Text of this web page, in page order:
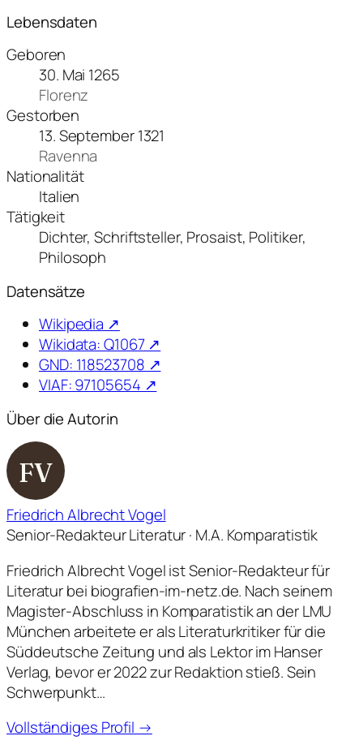
Lebensdaten
Geboren
30. Mai 1265
Florenz
Gestorben
13. September 1321
Ravenna
Nationalität
Italien
Tätigkeit
Dichter, Schriftsteller, Prosaist, Politiker,
Philosoph
Datensätze
Wikipedia ↗
Wikidata: Q1067 ↗
GND: 118523708 ↗
VIAF: 97105654 ↗
Über die Autorin
FV
Friedrich Albrecht Vogel
Senior-Redakteur Literatur · M.A. Komparatistik
Friedrich Albrecht Vogel ist Senior-Redakteur für
Literatur bei biografien-im-netz.de. Nach seinem
Magister-Abschluss in Komparatistik an der LMU
München arbeitete er als Literaturkritiker für die
Süddeutsche Zeitung und als Lektor im Hanser
Verlag, bevor er 2022 zur Redaktion stieß. Sein
Schwerpunkt…
Vollständiges Profil →